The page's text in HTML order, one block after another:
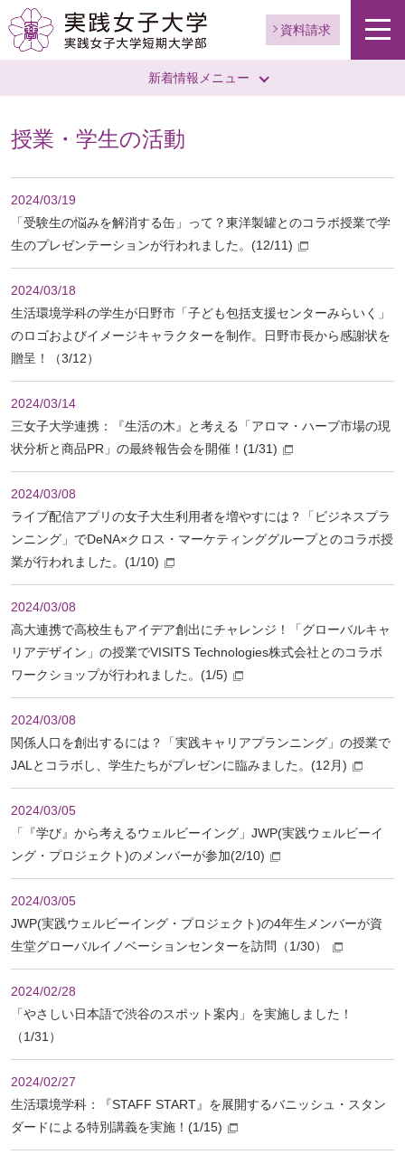
資料請求
新着情報メニュー
授業・学生の活動
2024/03/19
「受験生の悩みを解消する缶」って？東洋製罐とのコラボ授業で学
生のプレゼンテーションが行われました。(12/11)
2024/03/18
生活環境学科の学生が日野市「子ども包括支援センターみらいく」
のロゴおよびイメージキャラクターを制作。日野市長から感謝状を
贈呈！（3/12）
2024/03/14
三女子大学連携：『生活の木』と考える「アロマ・ハーブ市場の現
状分析と商品PR」の最終報告会を開催！(1/31)
2024/03/08
ライブ配信アプリの女子大生利用者を増やすには？「ビジネスプラ
ンニング」でDeNA×クロス・マーケティンググループとのコラボ授
業が行われました。(1/10)
2024/03/08
高大連携で高校生もアイデア創出にチャレンジ！「グローバルキャ
リアデザイン」の授業でVISITS Technologies株式会社とのコラボ
ワークショップが行われました。(1/5)
2024/03/08
関係人口を創出するには？「実践キャリアプランニング」の授業で
JALとコラボし、学生たちがプレゼンに臨みました。(12月)
2024/03/05
「『学び』から考えるウェルビーイング」JWP(実践ウェルビーイ
ング・プロジェクト)のメンバーが参加(2/10)
2024/03/05
JWP(実践ウェルビーイング・プロジェクト)の4年生メンバーが資
生堂グローバルイノベーションセンターを訪問（1/30）
2024/02/28
「やさしい日本語で渋谷のスポット案内」を実施しました！
（1/31）
2024/02/27
生活環境学科：『STAFF START』を展開するバニッシュ・スタン
ダードによる特別講義を実施！(1/15)